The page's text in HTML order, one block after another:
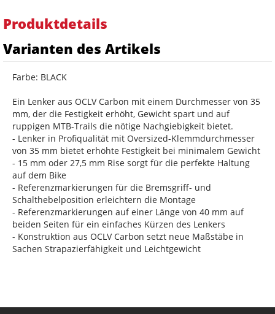
Produktdetails
Varianten des Artikels
Farbe: BLACK
Ein Lenker aus OCLV Carbon mit einem Durchmesser von 35
mm, der die Festigkeit erhöht, Gewicht spart und auf
ruppigen MTB-Trails die nötige Nachgiebigkeit bietet.
- Lenker in Profiqualität mit Oversized-Klemmdurchmesser
von 35 mm bietet erhöhte Festigkeit bei minimalem Gewicht
- 15 mm oder 27,5 mm Rise sorgt für die perfekte Haltung
auf dem Bike
- Referenzmarkierungen für die Bremsgriff- und
Schalthebelposition erleichtern die Montage
- Referenzmarkierungen auf einer Länge von 40 mm auf
beiden Seiten für ein einfaches Kürzen des Lenkers
- Konstruktion aus OCLV Carbon setzt neue Maßstäbe in
Sachen Strapazierfähigkeit und Leichtgewicht